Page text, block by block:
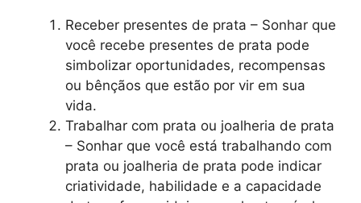
Receber presentes de prata – Sonhar que
você recebe presentes de prata pode
simbolizar oportunidades, recompensas
ou bênçãos que estão por vir em sua
vida.
Trabalhar com prata ou joalheria de prata
– Sonhar que você está trabalhando com
prata ou joalheria de prata pode indicar
criatividade, habilidade e a capacidade